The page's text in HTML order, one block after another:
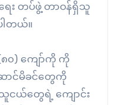
း တပ်ဖွဲ့ တာဝန်ရှိသူ
ါတယ်။
၀) ကျော်ကို ကို
ောင်မိခင်တွေကို
ယ်တွေရဲ့ ကျောင်း